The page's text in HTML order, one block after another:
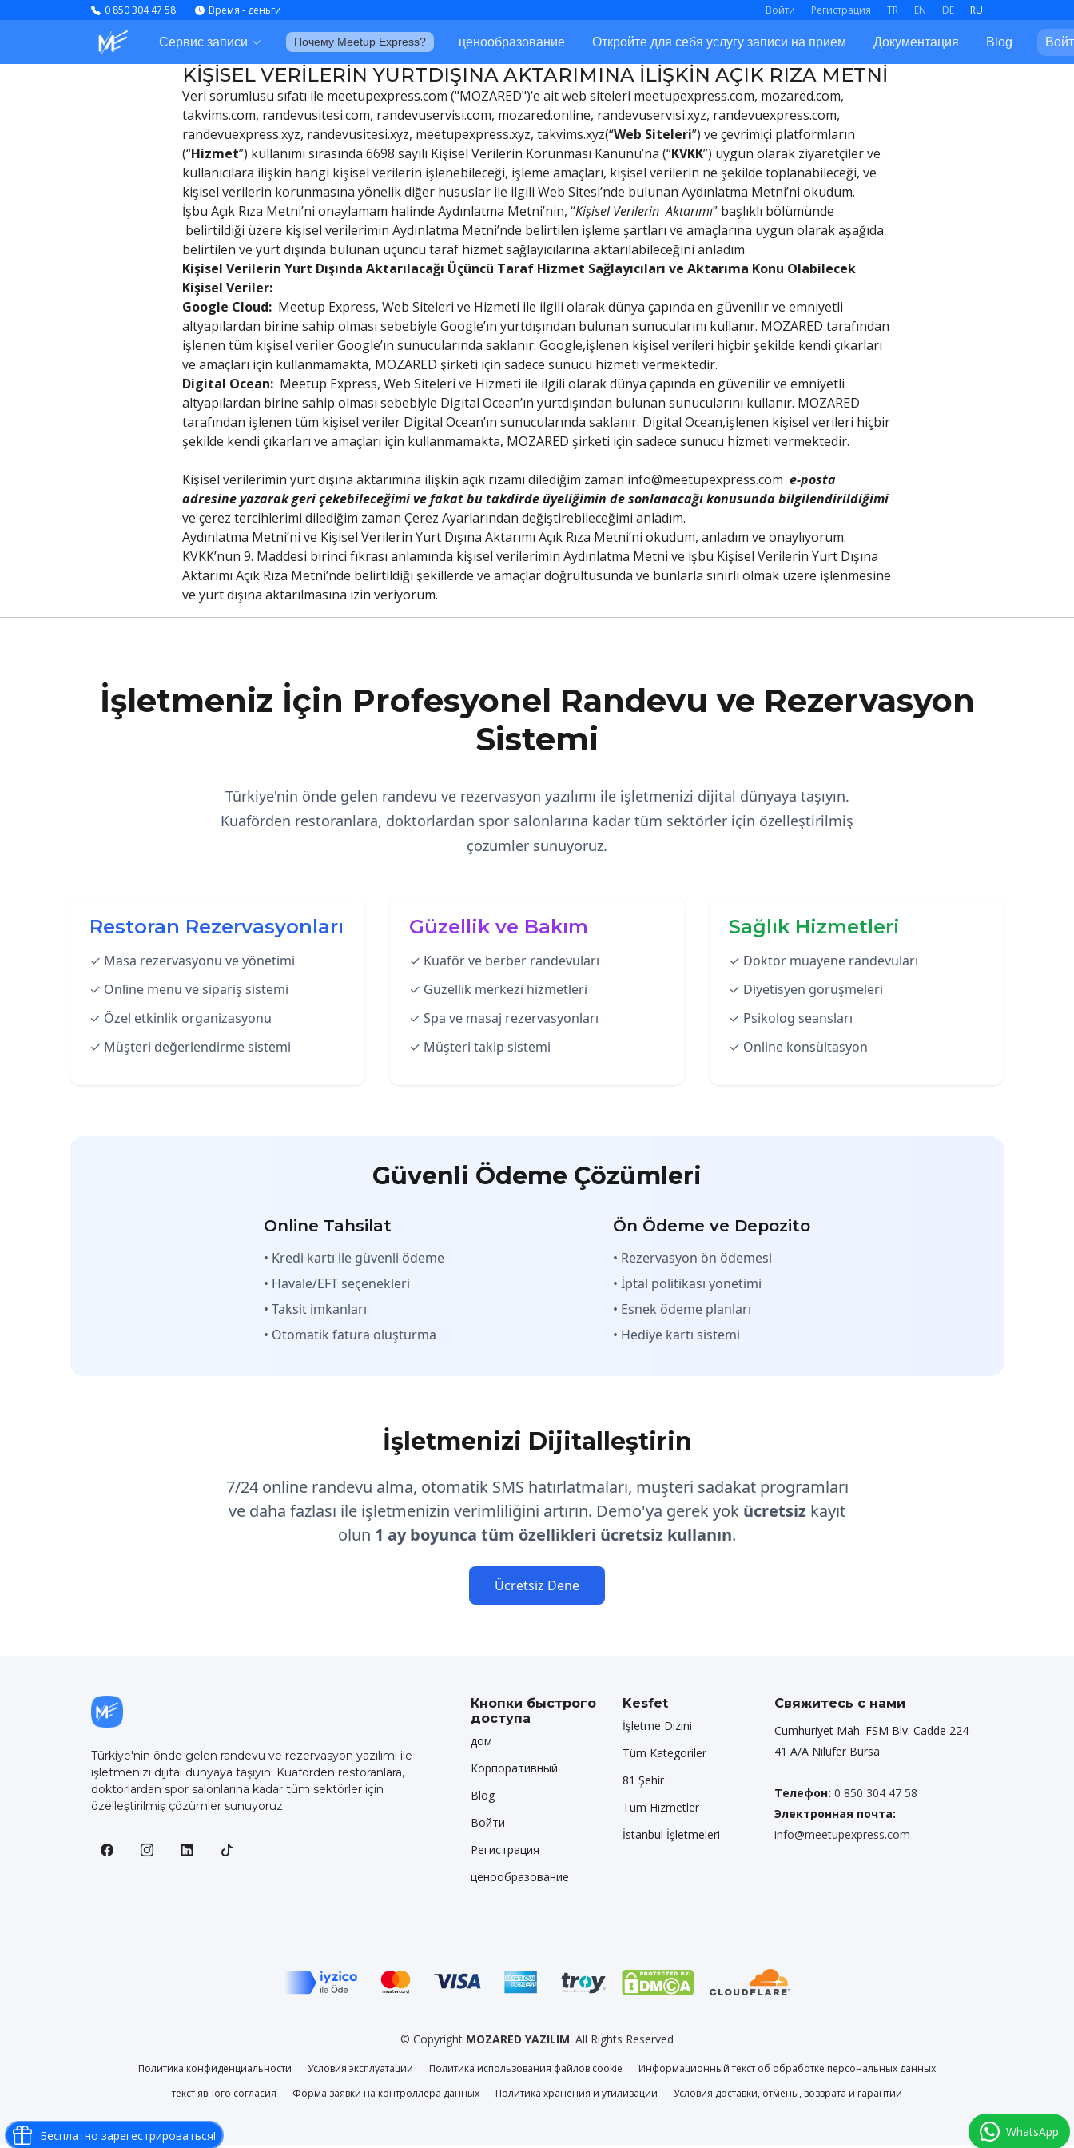
0 850 304 47 58 Время - деньги Войти Регистрация TR EN DE RU
Сервис записи Почему Meetup Express? ценообразование Откройте для себя услугу записи на прием Документация Blog
KİŞİSEL VERİLERİN YURTDIŞINA AKTARIMINA İLİŞKİN AÇIK RIZA METNİ
Veri sorumlusu sıfatı ile meetupexpress.com ("MOZARED")‘e ait web siteleri meetupexpress.com, mozared.com,
takvims.com, randevusitesi.com, randevuservisi.com, mozared.online, randevuservisi.xyz, randevuexpress.com,
randevuexpress.xyz, randevusitesi.xyz, meetupexpress.xyz, takvims.xyz(“Web Siteleri”) ve çevrimiçi platformların
(“Hizmet”) kullanımı sırasında 6698 sayılı Kişisel Verilerin Korunması Kanunu’na (“KVKK”) uygun olarak ziyaretçiler ve
kullanıcılara ilişkin hangi kişisel verilerin işlenebileceği, işleme amaçları, kişisel verilerin ne şekilde toplanabileceği, ve
kişisel verilerin korunmasına yönelik diğer hususlar ile ilgili Web Sitesi’nde bulunan Aydınlatma Metni’ni okudum.
İşbu Açık Rıza Metni’ni onaylamam halinde Aydınlatma Metni’nin, “Kişisel Verilerin Aktarımı” başlıklı bölümünde
belirtildiği üzere kişisel verilerimin Aydınlatma Metni’nde belirtilen işleme şartları ve amaçlarına uygun olarak aşağıda
belirtilen ve yurt dışında bulunan üçüncü taraf hizmet sağlayıcılarına aktarılabileceğini anladım.
Kişisel Verilerin Yurt Dışında Aktarılacağı Üçüncü Taraf Hizmet Sağlayıcıları ve Aktarıma Konu Olabilecek
Kişisel Veriler:
Google Cloud: Meetup Express, Web Siteleri ve Hizmeti ile ilgili olarak dünya çapında en güvenilir ve emniyetli
altyapılardan birine sahip olması sebebiyle Google’ın yurtdışından bulunan sunucularını kullanır. MOZARED tarafından
işlenen tüm kişisel veriler Google’ın sunucularında saklanır. Google,işlenen kişisel verileri hiçbir şekilde kendi çıkarları
ve amaçları için kullanmamakta, MOZARED şirketi için sadece sunucu hizmeti vermektedir.
Digital Ocean: Meetup Express, Web Siteleri ve Hizmeti ile ilgili olarak dünya çapında en güvenilir ve emniyetli
altyapılardan birine sahip olması sebebiyle Digital Ocean’ın yurtdışından bulunan sunucularını kullanır. MOZARED
tarafından işlenen tüm kişisel veriler Digital Ocean’ın sunucularında saklanır. Digital Ocean,işlenen kişisel verileri hiçbir
şekilde kendi çıkarları ve amaçları için kullanmamakta, MOZARED şirketi için sadece sunucu hizmeti vermektedir.
Kişisel verilerimin yurt dışına aktarımına ilişkin açık rızamı dilediğim zaman info@meetupexpress.com e-posta
adresine yazarak geri çekebileceğimi ve fakat bu takdirde üyeliğimin de sonlanacağı konusunda bilgilendirildiğimi
ve çerez tercihlerimi dilediğim zaman Çerez Ayarlarından değiştirebileceğimi anladım.
Aydınlatma Metni’ni ve Kişisel Verilerin Yurt Dışına Aktarımı Açık Rıza Metni’ni okudum, anladım ve onaylıyorum.
KVKK’nun 9. Maddesi birinci fıkrası anlamında kişisel verilerimin Aydınlatma Metni ve işbu Kişisel Verilerin Yurt Dışına
Aktarımı Açık Rıza Metni’nde belirtildiği şekillerde ve amaçlar doğrultusunda ve bunlarla sınırlı olmak üzere işlenmesine
ve yurt dışına aktarılmasına izin veriyorum.
İşletmeniz İçin Profesyonel Randevu ve Rezervasyon
Sistemi
Türkiye'nin önde gelen randevu ve rezervasyon yazılımı ile işletmenizi dijital dünyaya taşıyın.
Kuaförden restoranlara, doktorlardan spor salonlarına kadar tüm sektörler için özelleştirilmiş
çözümler sunuyoruz.
Restoran Rezervasyonları
✓ Masa rezervasyonu ve yönetimi
✓ Online menü ve sipariş sistemi
✓ Özel etkinlik organizasyonu
✓ Müşteri değerlendirme sistemi
Güzellik ve Bakım
✓ Kuaför ve berber randevuları
✓ Güzellik merkezi hizmetleri
✓ Spa ve masaj rezervasyonları
✓ Müşteri takip sistemi
Sağlık Hizmetleri
✓ Doktor muayene randevuları
✓ Diyetisyen görüşmeleri
✓ Psikolog seansları
✓ Online konsültasyon
Güvenli Ödeme Çözümleri
Online Tahsilat
• Kredi kartı ile güvenli ödeme
• Havale/EFT seçenekleri
• Taksit imkanları
• Otomatik fatura oluşturma
Ön Ödeme ve Depozito
• Rezervasyon ön ödemesi
• İptal politikası yönetimi
• Esnek ödeme planları
• Hediye kartı sistemi
İşletmenizi Dijitalleştirin
7/24 online randevu alma, otomatik SMS hatırlatmaları, müşteri sadakat programları
ve daha fazlası ile işletmenizin verimliliğini artırın. Demo'ya gerek yok ücretsiz kayıt
olun 1 ay boyunca tüm özellikleri ücretsiz kullanın.
Ücretsiz Dene
Türkiye'nin önde gelen randevu ve rezervasyon yazılımı ile
işletmenizi dijital dünyaya taşıyın. Kuaförden restoranlara,
doktorlardan spor salonlarına kadar tüm sektörler için
özelleştirilmiş çözümler sunuyoruz.
Кнопки быстрого
доступа
дом
Корпоративный
Blog
Войти
Регистрация
ценообразование
Kesfet
İşletme Dizini
Tüm Kategoriler
81 Şehir
Tüm Hizmetler
İstanbul İşletmeleri
Свяжитесь с нами
Cumhuriyet Mah. FSM Blv. Cadde 224
41 A/A Nilüfer Bursa
Телефон: 0 850 304 47 58
Электронная почта:
info@meetupexpress.com
© Copyright MOZARED YAZILIM. All Rights Reserved
Политика конфиденциальности Условия эксплуатации Политика использования файлов cookie
Информационный текст об обработке персональных данных
текст явного согласия
Форма заявки на контроллера данных Политика хранения и утилизации Условия доставки, отмены, возврата и гарантии
Бесплатно зарегестрироваться! WhatsApp